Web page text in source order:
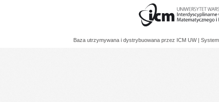
Baza utrzymywana i dystrybuowana przez ICM UW |